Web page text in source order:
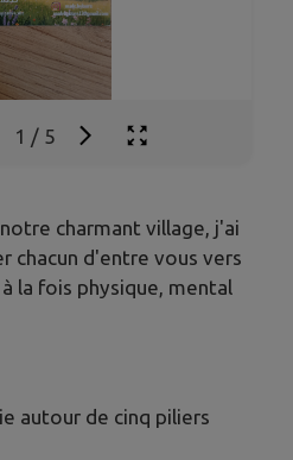
1 / 5
charmant village, j'ai
chacun d'entre vous vers
la fois physique, mental
autour de cinq piliers